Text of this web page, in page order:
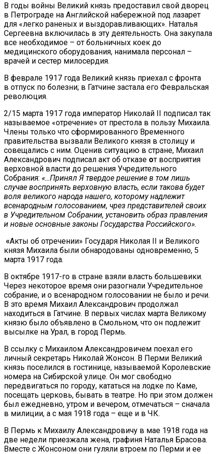
В годы войны Великий князь предоставил свой дворец
в Петрограде на Английской набережной под лазарет
для «легко раненых и выздоравливающих». Наталья
Сергеевна включилась в эту деятельность. Она закупала
все необходимое – от больничных коек до
медицинского оборудования, нанимала персонал –
врачей и сестер милосердия.
В феврале 1917 года Великий князь приехал с фронта
в отпуск по болезни; в Гатчине застала его Февральская
революция.
2/15 марта 1917 года император Николай II подписал так
называемое «отречение» от престола в пользу Михаила.
Члены только что сформированного Временного
правительства вызвали Великого князя в столицу и
совещались с ним. Оценив ситуацию в стране, Михаил
Александрович подписал акт об отказе от восприятия
верховной власти до решения Учредительного
Собрания: «…Принял Я твердое решение в том лишь
случае воспринять верховную власть, если такова будет
воля великого народа нашего, которому надлежит
всенародным голосованием, чрез представителей своих
в Учредительном Собрании, установить образ правления
и новые основные законы Государства Российского».
«Акты об отречении» Государя Николая II и Великого
князя Михаила были обнародованы одновременно, 5
марта 1917 года.
В октябре 1917-го в стране взяли власть большевики.
Через некоторое время они разогнали Учредительное
собрание, и о всенародном голосовании не было и речи.
В это время Михаил Александрович продолжал
находиться в Гатчине. В первых числах марта Великому
князю было объявлено в Смольном, что он подлежит
высылке на Урал, в город Пермь.
В ссылку с Михаилом Александровичем поехал его
личный секретарь Николай Жонсон. В Перми Великий
князь поселился в гостинице, называемой Королевские
номера на Сибирской улице. Он мог свободно
передвигаться по городу, кататься на лодке по Каме,
посещать церковь, бывать в театре. Но при этом должен
был ежедневно, утром и вечером, отмечаться – сначала
в милиции, а с мая 1918 года – еще и в ЧК.
В Пермь к Михаилу Александровичу в мае 1918 года на
две недели приезжала жена, графиня Наталья Брасова.
Вместе с Жонсоном они гуляли втроем по Перми и ее